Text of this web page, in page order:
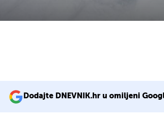
Dodajte DNEVNIK.hr u omiljeni